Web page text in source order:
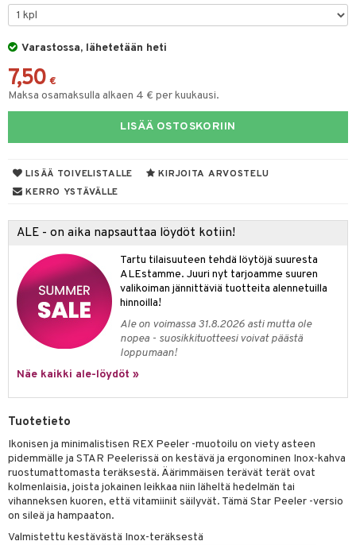
Varastossa, lähetetään heti
7,50 €
Maksa osamaksulla alkaen 4 € per kuukausi.
LISÄÄ OSTOSKORIIN
LISÄÄ TOIVELISTALLE
KIRJOITA ARVOSTELU
KERRO YSTÄVÄLLE
ALE - on aika napsauttaa löydöt kotiin!
Tartu tilaisuuteen tehdä löytöjä suuresta
ALEstamme. Juuri nyt tarjoamme suuren
valikoiman jännittäviä tuotteita alennetuilla
hinnoilla!
Ale on voimassa 31.8.2026 asti mutta ole
nopea - suosikkituotteesi voivat päästä
loppumaan!
Näe kaikki ale-löydöt »
Tuotetieto
Ikonisen ja minimalistisen REX Peeler -muotoilu on viety asteen
pidemmälle ja STAR Peelerissä on kestävä ja ergonominen Inox-kahva
ruostumattomasta teräksestä. Äärimmäisen terävät terät ovat
kolmenlaisia, joista jokainen leikkaa niin läheltä hedelmän tai
vihanneksen kuoren, että vitamiinit säilyvät. Tämä Star Peeler -versio
on sileä ja hampaaton.
Valmistettu kestävästä Inox-teräksestä
& Vihannesveitset
sisustus
tarvikkeita
tekstiilit
koristelu
säilytys
tekstiilit
Saalit
& Tyynyliinat
& Peitot
& Koukut
& Korit
& Veistokset
& Lyhdyt
& Korit
tekstiilit
tekstiilit
tekstiilit
& Tyynyliinat
& Peitot
hyönteissuoja
& Lyhdyt
& vastauksia